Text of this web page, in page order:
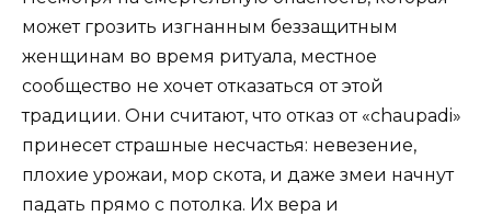
может грозить изгнанным беззащитным
женщинам во время ритуала, местное
сообщество не хочет отказаться от этой
традиции. Они считают, что отказ от «chaupadi»
принесет страшные несчастья: невезение,
плохие урожаи, мор скота, и даже змеи начнут
падать прямо с потолка. Их вера и